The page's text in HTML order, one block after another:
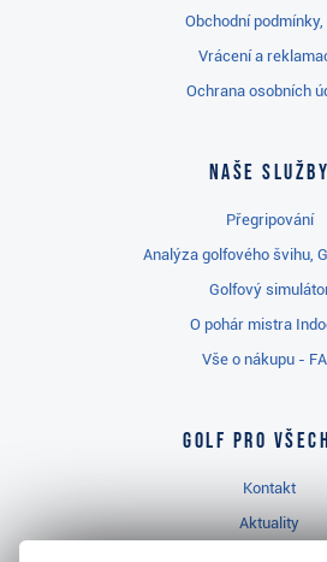
Obchodní podmínky,
Vrácení a
Ochrana osobních
Naše služby
Přegripování
Analýza golfového švihu,
Golfový
O pohár mistra
Vše o nákupu -
Golf pro
Kontakt
Aktuality